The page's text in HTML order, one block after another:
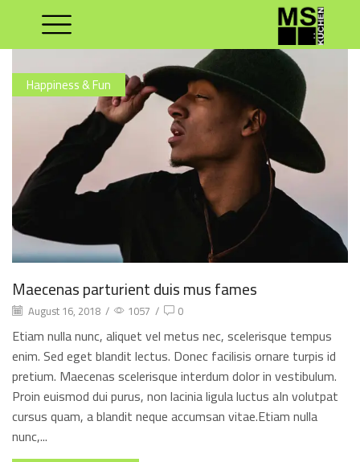
Happiness & Fun
Maecenas parturient duis mus fames
August 16, 2018 / 1057 / 0
Etiam nulla nunc, aliquet vel metus nec, scelerisque tempus
enim. Sed eget blandit lectus. Donec facilisis ornare turpis id
pretium. Maecenas scelerisque interdum dolor in vestibulum.
Proin euismod dui purus, non lacinia ligula luctus aIn volutpat
cursus quam, a blandit neque accumsan vitae.Etiam nulla
nunc,...